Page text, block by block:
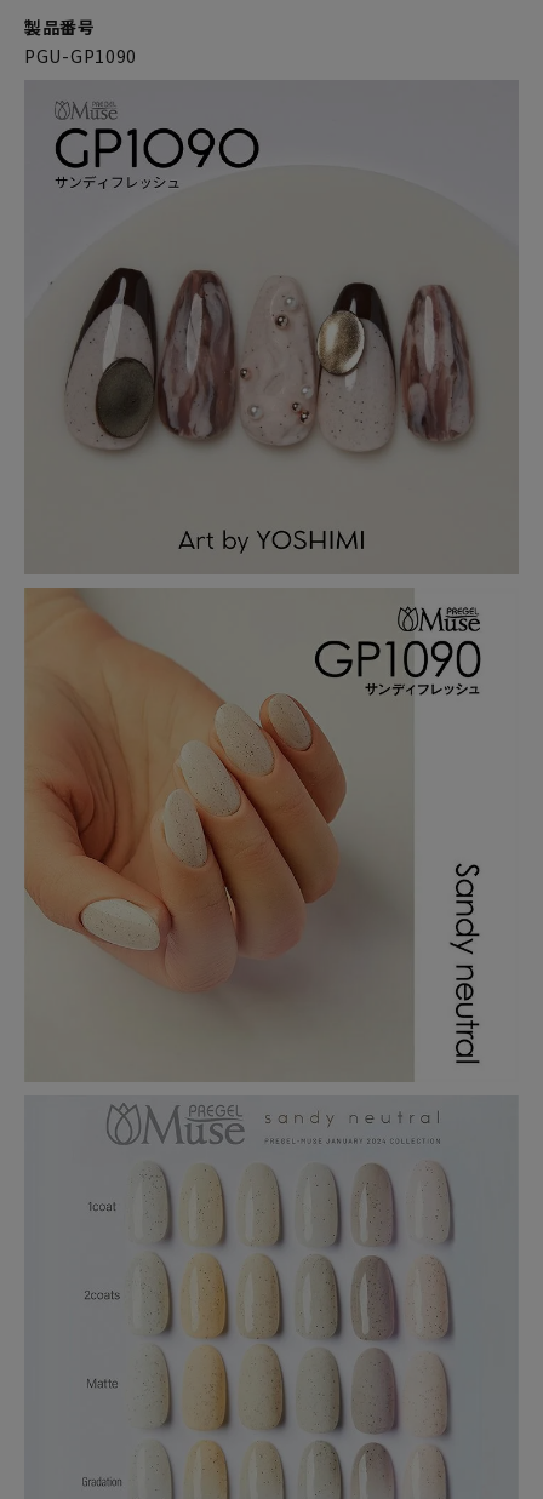
製品番号
PGU-GP1090